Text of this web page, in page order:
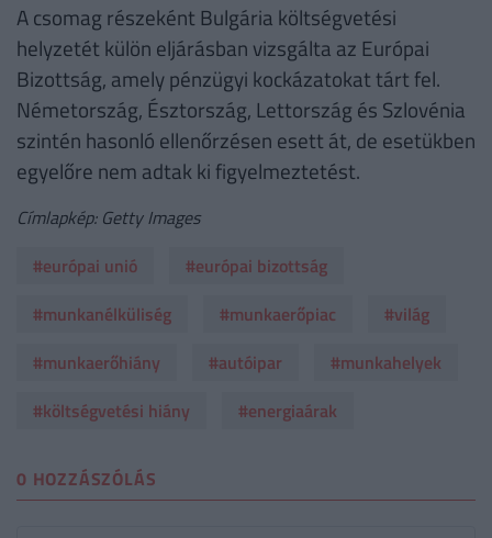
A csomag részeként Bulgária költségvetési
helyzetét külön eljárásban vizsgálta az Európai
Bizottság, amely pénzügyi kockázatokat tárt fel.
Németország, Észtország, Lettország és Szlovénia
szintén hasonló ellenőrzésen esett át, de esetükben
egyelőre nem adtak ki figyelmeztetést.
Címlapkép: Getty Images
#európai unió
#európai bizottság
#munkanélküliség
#munkaerőpiac
#világ
#munkaerőhiány
#autóipar
#munkahelyek
#költségvetési hiány
#energiaárak
0 HOZZÁSZÓLÁS